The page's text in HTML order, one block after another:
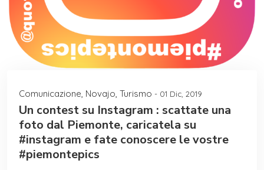
Comunicazione, Novajo, Turismo - 01 Dic, 2019
Un contest su Instagram : scattate una
foto dal Piemonte, caricatela su
#instagram e fate conoscere le vostre
#piemontepics